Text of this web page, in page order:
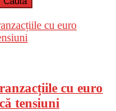
cu euro
tensiuni